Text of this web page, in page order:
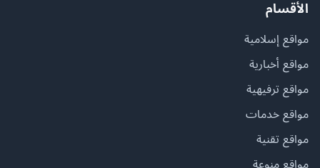
الأقسام
مواقع إسلامية
مواقع أخبارية
مواقع ترفيهية
مواقع خدمات
مواقع تقنية
مواقع منوعة